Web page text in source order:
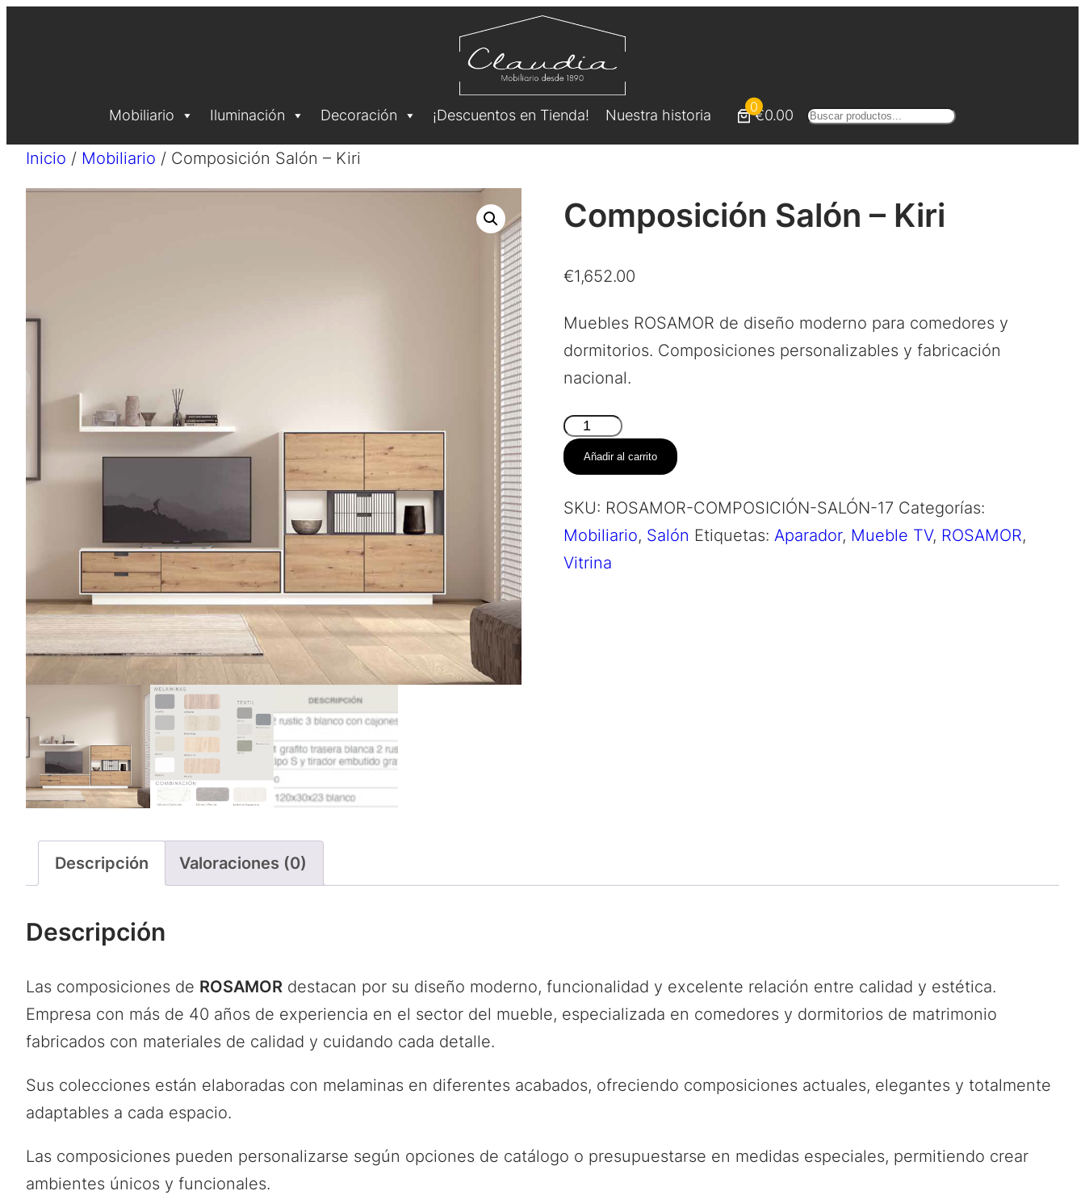
Mobiliario Iluminación Decoración ¡Descuentos en Tienda! Nuestra historia
0
€0.00
Buscar
Inicio / Mobiliario / Composición Salón – Kiri
Composición Salón – Kiri
€1,652.00
Muebles ROSAMOR de diseño moderno para comedores y
dormitorios. Composiciones personalizables y fabricación
nacional.
Composición
Salón
–
Kiri
cantidad
Añadir al carrito
SKU: ROSAMOR-COMPOSICIÓN-SALÓN-17 Categorías:
Mobiliario, Salón Etiquetas: Aparador, Mueble TV, ROSAMOR,
Vitrina
Descripción Valoraciones (0)
Descripción
Las composiciones de ROSAMOR destacan por su diseño moderno, funcionalidad y excelente relación entre calidad y estética.
Empresa con más de 40 años de experiencia en el sector del mueble, especializada en comedores y dormitorios de matrimonio
fabricados con materiales de calidad y cuidando cada detalle.
Sus colecciones están elaboradas con melaminas en diferentes acabados, ofreciendo composiciones actuales, elegantes y totalmente
adaptables a cada espacio.
Las composiciones pueden personalizarse según opciones de catálogo o presupuestarse en medidas especiales, permitiendo crear
ambientes únicos y funcionales.